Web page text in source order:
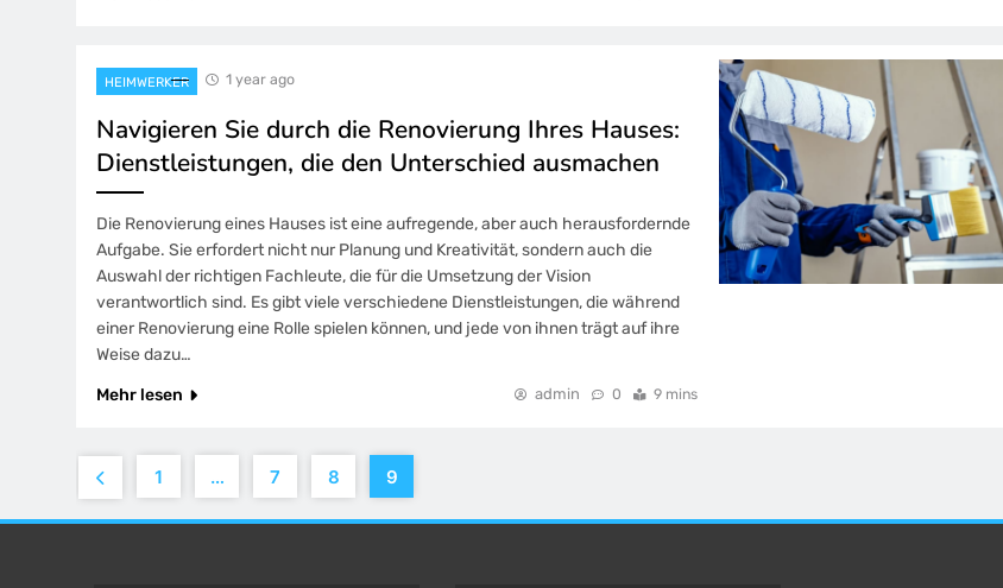
HEIMWERKER 1 year ago
Navigieren Sie durch die Renovierung Ihres Hauses:
Dienstleistungen, die den Unterschied ausmachen
Die Renovierung eines Hauses ist eine aufregende, aber auch herausfordernde
Aufgabe. Sie erfordert nicht nur Planung und Kreativität, sondern auch die
Auswahl der richtigen Fachleute, die für die Umsetzung der Vision
verantwortlich sind. Es gibt viele verschiedene Dienstleistungen, die während
einer Renovierung eine Rolle spielen können, und jede von ihnen trägt auf ihre
Weise dazu…
Mehr lesen
admin 0 9 mins
1 … 7 8 9